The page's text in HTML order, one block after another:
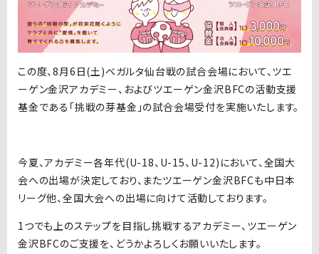
この度、8月6日(土)ベガルタ仙台戦の試合会場において、ツエ
ーゲン金沢アカデミー、およびツエーゲン金沢BFCの活動支援
基金である「挑戦の芽基金」の試合会場受付を実施いたします。
今夏、アカデミー各年代(U-18、U-15、U-12)において、全国大
会への出場が決定しており、またツエーゲン金沢BFCも中日本
リーグ他、全国大会への出場に向けて活動しております。
1つでも上のステップを目指し挑戦するアカデミー、ツエーゲン
金沢BFCのご支援を、どうかよろしくお願いいたします。